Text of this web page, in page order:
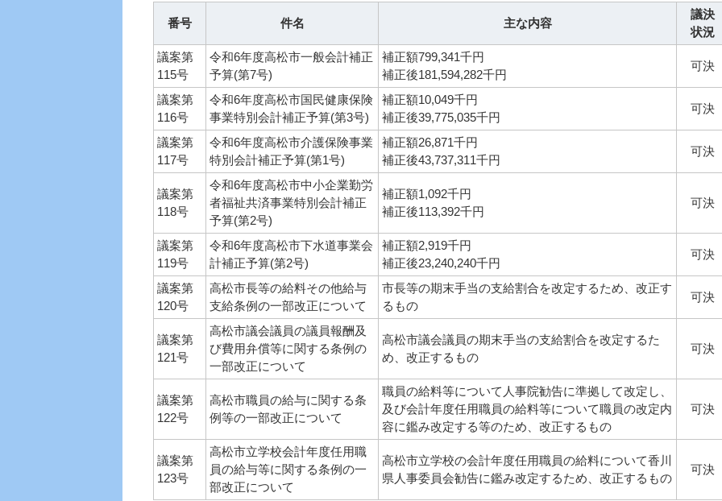
番号 件名 主な内容
議決
状況
議案第
115号
令和6年度高松市一般会計補正
予算(第7号)
補正額799,341千円
補正後181,594,282千円
可決
議案第
116号
令和6年度高松市国民健康保険
事業特別会計補正予算(第3号)
補正額10,049千円
補正後39,775,035千円
可決
議案第
117号
令和6年度高松市介護保険事業
特別会計補正予算(第1号)
補正額26,871千円
補正後43,737,311千円
可決
議案第
118号
令和6年度高松市中小企業勤労
者福祉共済事業特別会計補正
予算(第2号)
補正額1,092千円
補正後113,392千円
可決
議案第
119号
令和6年度高松市下水道事業会
計補正予算(第2号)
補正額2,919千円
補正後23,240,240千円
可決
議案第
120号
高松市長等の給料その他給与
支給条例の一部改正について
市長等の期末手当の支給割合を改定するため、改正す
るもの
可決
議案第
121号
高松市議会議員の議員報酬及
び費用弁償等に関する条例の
一部改正について
高松市議会議員の期末手当の支給割合を改定するた
め、改正するもの
可決
議案第
122号
高松市職員の給与に関する条
例等の一部改正について
職員の給料等について人事院勧告に準拠して改定し、
及び会計年度任用職員の給料等について職員の改定内
容に鑑み改定する等のため、改正するもの
可決
議案第
123号
高松市立学校会計年度任用職
員の給与等に関する条例の一
部改正について
高松市立学校の会計年度任用職員の給料について香川
県人事委員会勧告に鑑み改定するため、改正するもの
可決